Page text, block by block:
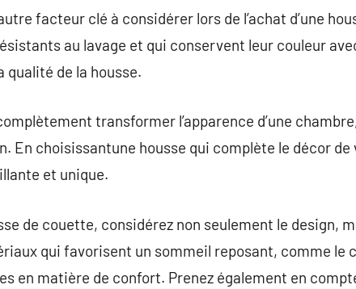
facteur clé à considérer lors de l’achat d’une
au lavage et qui conservent leur couleur
qualité de la housse.
transformer l’apparence d’une
En choisissantune housse qui complète le décor
et unique.
de couette, considérez non seulement le design,
qui favorisent un sommeil reposant, comme le
en matière de confort. Prenez également en